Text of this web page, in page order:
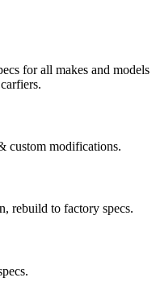
for all makes and models
custom modifications.
rebuild to factory specs.